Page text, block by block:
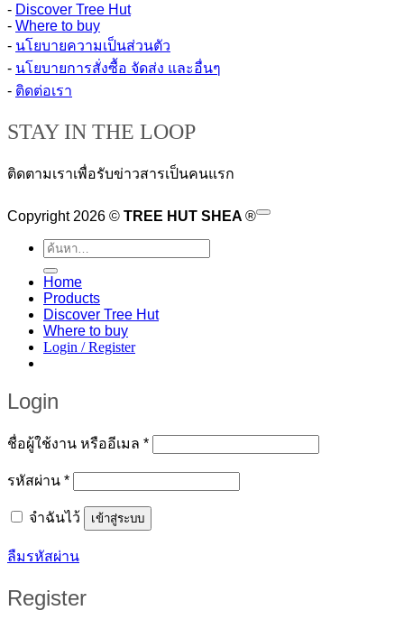
- Discover Tree Hut
- Where to buy
- นโยบายความเป็นส่วนตัว
- นโยบายการสั่งซื้อ จัดส่ง และอื่นๆ
- ติดต่อเรา
STAY IN THE LOOP
ติดตามเราเพื่อรับข่าวสารเป็นคนแรก
Copyright 2026 © TREE HUT SHEA ®
ค้นหา:
Home
Products
Discover Tree Hut
Where to buy
Login / Register
Login
ชื่อผู้ใช้งาน หรืออีเมล *Required
รหัสผ่าน *Required
จำฉันไว้ เข้าสู่ระบบ
ลืมรหัสผ่าน
Register